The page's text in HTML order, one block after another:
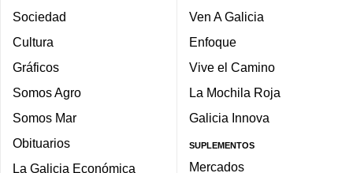
Sociedad
Cultura
Gráficos
Somos Agro
Somos Mar
Obituarios
La Galicia Económica
Ven A Galicia
Enfoque
Vive el Camino
La Mochila Roja
Galicia Innova
SUPLEMENTOS
Mercados